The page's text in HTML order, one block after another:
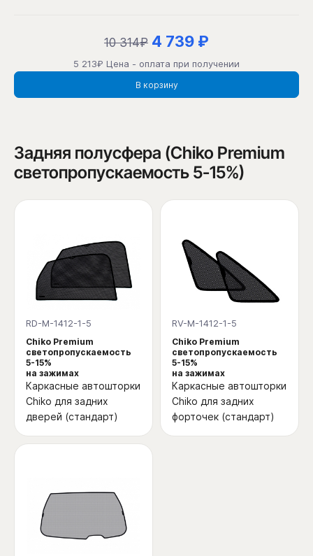
10 314₽ 4 739 ₽
5 213₽ Цена - оплата при получении
В корзину
Задняя полусфера (Chiko Premium
светопропускаемость 5-15%)
RD-M-1412-1-5
Chiko Premium
светопропускаемость
5-15%
на зажимах
Каркасные автошторки
Chiko для задних
дверей (стандарт)
RV-M-1412-1-5
Chiko Premium
светопропускаемость
5-15%
на зажимах
Каркасные автошторки
Chiko для задних
форточек (стандарт)